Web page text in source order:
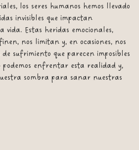
los seres humanos hemos llevado
invisibles que impactan
Estas heridas emocionales,
nos limitan y, en ocasiones, nos
sufrimiento que parecen imposibles
podemos enfrentar esta realidad y,
sombra para sanar nuestras